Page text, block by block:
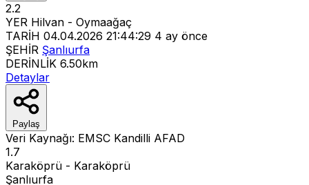
2.2
YER Hilvan - Oymaağaç
TARİH 04.04.2026 21:44:29 4 ay önce
ŞEHİR Şanlıurfa
DERİNLİK 6.50km
Detaylar
Paylaş
Veri Kaynağı: EMSC Kandilli AFAD
1.7
Karaköprü - Karaköprü
Şanlıurfa